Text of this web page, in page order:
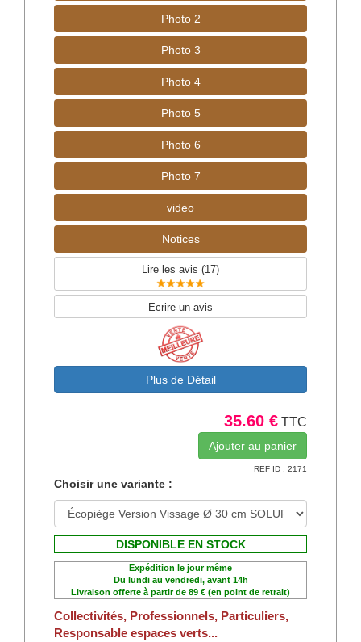
Photo 2
Photo 3
Photo 4
Photo 5
Photo 6
Photo 7
video
Notices
Lire les avis (17)
Ecrire un avis
Plus de Détail
35.60 € TTC
REF ID : 2171
Choisir une variante :
DISPONIBLE EN STOCK
Expédition le jour même
Du lundi au vendredi, avant 14h
Livraison offerte à partir de 89 € (en point de retrait)
Collectivités, Professionnels, Particuliers,
Responsable espaces verts...